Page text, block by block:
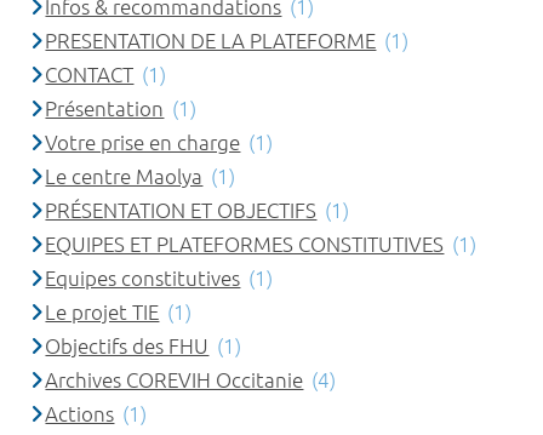
Infos & recommandations (1)
PRESENTATION DE LA PLATEFORME (1)
CONTACT (1)
Présentation (1)
Votre prise en charge (1)
Le centre Maolya (1)
PRÉSENTATION ET OBJECTIFS (1)
EQUIPES ET PLATEFORMES CONSTITUTIVES (1)
Equipes constitutives (1)
Le projet TIE (1)
Objectifs des FHU (1)
Archives COREVIH Occitanie (4)
Actions (1)